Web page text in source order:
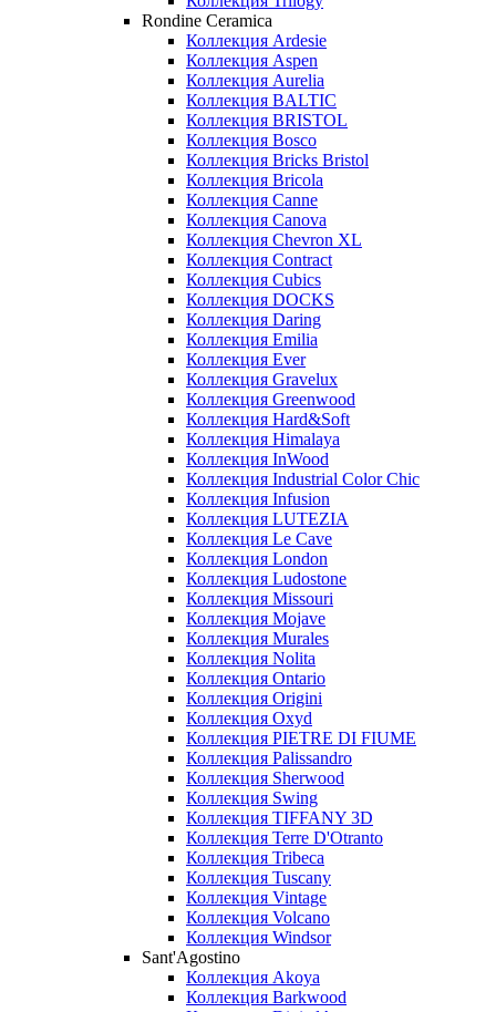
Rondine Ceramica
Коллекция Ardesie
Коллекция Aspen
Коллекция Aurelia
Коллекция BALTIC
Коллекция BRISTOL
Коллекция Bosco
Коллекция Bricks Bristol
Коллекция Bricola
Коллекция Canne
Коллекция Canova
Коллекция Chevron XL
Коллекция Contract
Коллекция Cubics
Коллекция DOCKS
Коллекция Daring
Коллекция Emilia
Коллекция Ever
Коллекция Gravelux
Коллекция Greenwood
Коллекция Hard&Soft
Коллекция Himalaya
Коллекция InWood
Коллекция Industrial Color Chic
Коллекция Infusion
Коллекция LUTEZIA
Коллекция Le Cave
Коллекция London
Коллекция Ludostone
Коллекция Missouri
Коллекция Mojave
Коллекция Murales
Коллекция Nolita
Коллекция Ontario
Коллекция Origini
Коллекция Oxyd
Коллекция PIETRE DI FIUME
Коллекция Palissandro
Коллекция Sherwood
Коллекция Swing
Коллекция TIFFANY 3D
Коллекция Terre D'Otranto
Коллекция Tribeca
Коллекция Tuscany
Коллекция Vintage
Коллекция Volcano
Коллекция Windsor
Sant'Agostino
Коллекция Akoya
Коллекция Barkwood